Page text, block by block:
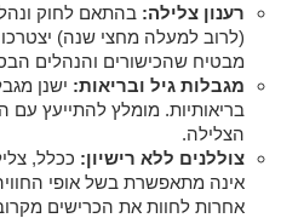
רענון צלילה: בהתאם לחוק
(לרוב למעלה מחצי שנה)
מבטיח שהכישורים והנהלים
מגבלות גיל ובריאות:
בריאותיות. מומלץ להתייעץ
הצלילה.
צוללנים ללא רישיון: ככלל,
אינה מתאפשרת בשל אופי
אחרות לחוות את הכרישים